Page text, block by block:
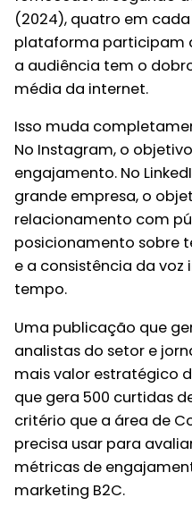
(2024), quatro em
plataforma participam
a audiência tem o
média da internet.
Isso muda
No Instagram, o
engajamento. No
grande empresa, o
relacionamento com
posicionamento sobre
e a consistência da
tempo.
Uma publicação que
analistas do setor e
mais valor estratégico
que gera 500 curtidas
critério que a área de
precisa usar para
métricas de
marketing B2C.